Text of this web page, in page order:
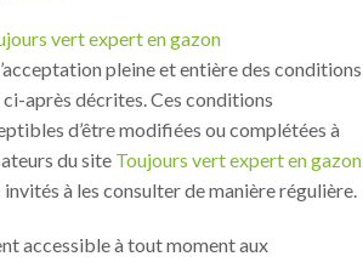
vert expert en gazon
pleine et entière des conditions
après décrites. Ces conditions
d’être modifiées ou complétées à
du site Toujours vert expert en gazon
à les consulter de manière régulière.
accessible à tout moment aux